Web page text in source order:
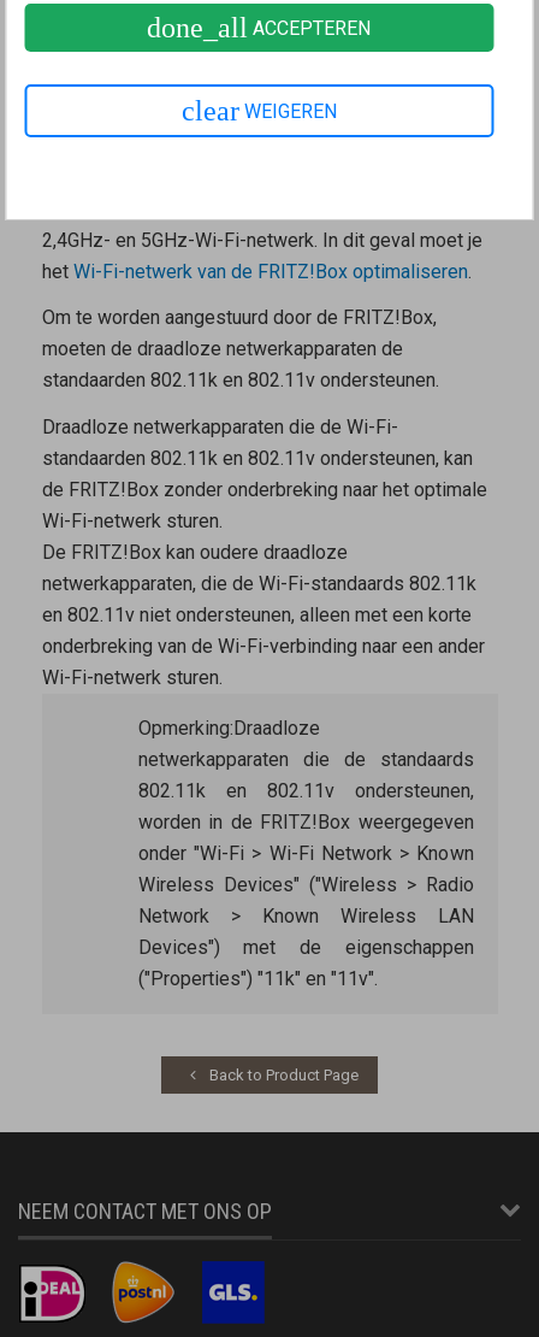
Voorwaarden voor band steering
In de fabrieksinstellingen van de FRITZ!Box is band
steering al ingeschakeld. In hetMesh-netwerk van
vormt band steering samen met AP steering de
2,4GHz- en 5GHz-Wi-Fi-netwerk. In dit geval moet je
het Wi-Fi-netwerk van de FRITZ!Box optimaliseren
Om te worden aangestuurd door de FRITZ!Box,
moeten de draadloze netwerkapparaten de
standaarden 802.11k en 802.11v ondersteunen.
Draadloze netwerkapparaten die de Wi-Fi-
standaarden 802.11k en 802.11v ondersteunen, kan
de FRITZ!Box zonder onderbreking naar het optimale
Wi-Fi-netwerk sturen.
De FRITZ!Box kan oudere draadloze
netwerkapparaten, die de Wi-Fi-standaards 802.11k
en 802.11v niet ondersteunen, alleen met een korte
onderbreking van de Wi-Fi-verbinding naar een ander
Wi-Fi-netwerk sturen.
Opmerking: Draadloze
netwerkapparaten die de standaards
802.11k en 802.11v ondersteunen,
worden in de FRITZ!Box weergegeven
onder "Wi-Fi > Wi-Fi Network > Known
Wireless Devices" ("Wireless > Radio
Network > Known Wireless LAN
Devices") met de eigenschappen
("Properties") "11k" en "11v".
Back to Product Page
NEEM CONTACT MET ONS OP
done_all ACCEPTEREN
clear WEIGEREN